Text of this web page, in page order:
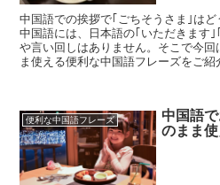
中国語での挨拶で｢ごちそうさま｣は
中国語には、日本語の｢いただきます
や言い回しはありません。そこで今回
ま使える便利な中国語フレーズをご紹
便利な中国語フレーズ
中国語
のまま